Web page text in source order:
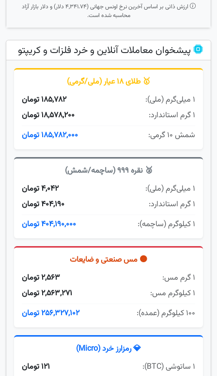
ارزش ذاتی بر اساس آخرین نرخ اونس جهانی (4,341.74 دلار) و دلار بازار آزاد
محاسبه شده است.
پیشخوان معاملات آنلاین و خرد فلزات و کریپتو
🥇 طلای 18 عیار (ملی/گرمی)
۱ میلی‌گرم (ملی):
185,782 تومان
۱ گرم استاندارد:
18,578,200 تومان
شمش ۱۰ گرمی:
185,782,000 تومان
🥈 نقره 999 (ساچمه/شمش)
۱ میلی‌گرم (ملی):
4,042 تومان
۱ گرم استاندارد:
404,190 تومان
۱ کیلوگرم (ساچمه):
404,190,000 تومان
🟠 مس صنعتی و ضایعات
۱ گرم مس:
2,563 تومان
۱ کیلوگرم مس:
2,563,271 تومان
۱۰۰ کیلوگرم (عمده):
256,327,102 تومان
💎 رمزارز خرد (Micro)
۱ ساتوشی (BTC):
121 تومان